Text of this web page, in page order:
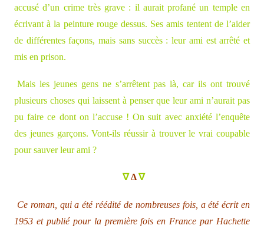
accusé d’un crime très grave : il aurait profané un temple en
écrivant à la peinture rouge dessus. Ses amis tentent de l’aider
de différentes façons, mais sans succès : leur ami est arrêté et
mis en prison.
Mais les jeunes gens ne s’arrêtent pas là, car ils ont trouvé
plusieurs choses qui laissent à penser que leur ami n’aurait pas
pu faire ce dont on l’accuse ! On suit avec anxiété l’enquête
des jeunes garçons. Vont-ils réussir à trouver le vrai coupable
pour sauver leur ami ?
∇Δ∇
Ce roman, qui a été réédité de nombreuses fois, a été écrit en
1953 et publié pour la première fois en France par Hachette